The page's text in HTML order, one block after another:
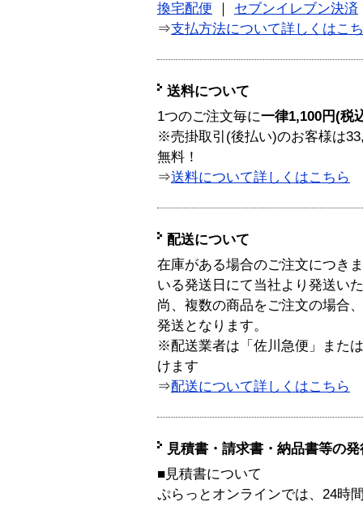
換宅配便
セブンイレブン決済
⇒支払方法について詳しくはこ
送料について
1つのご注文毎に一律1,100円(税
※売掛取引(後払い)のお客様は
無料！
⇒送料について詳しくはこちら
配送について
在庫がある場合のご注文につき
いる発送日にて当社より発送い
尚、複数の商品をご注文の場合
発送となります。
※配送業者は「佐川急便」また
けます
⇒配送について詳しくはこちら
見積書・請求書・納品書等の
■見積書について
ぷらっとオンラインでは、24時